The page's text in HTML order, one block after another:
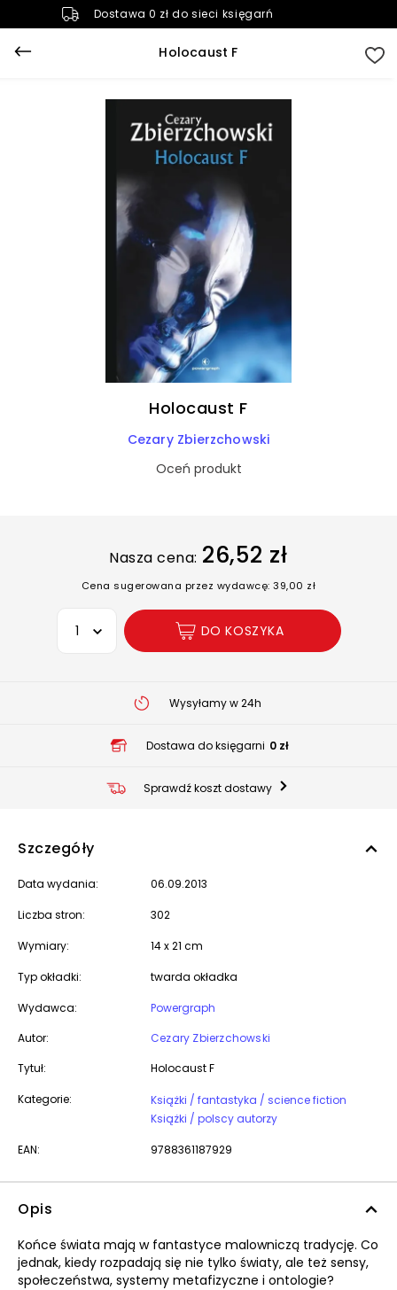
Dostawa 0 zł do sieci księgarń
Holocaust F
Holocaust F
Cezary Zbierzchowski
Oceń produkt
Nasza cena: 26,52 zł
Cena sugerowana przez wydawcę: 39,00 zł
Wybierz opcję
DO KOSZYKA
Wysyłamy w 24h
Dostawa do księgarni 0 zł
Sprawdź koszt dostawy
Szczegóły
Data wydania: 06.09.2013
Liczba stron: 302
Wymiary: 14 x 21 cm
Typ okładki: twarda okładka
Wydawca:
Powergraph
Autor:
Cezary Zbierzchowski
Tytuł:
Holocaust F
Kategorie:
Książki / fantastyka / science fiction
Książki / polscy autorzy
EAN: 9788361187929
Opis
Końce świata mają w fantastyce malowniczą tradycję. Co
jednak, kiedy rozpadają się nie tylko światy, ale też sensy,
społeczeństwa, systemy metafizyczne i ontologie?